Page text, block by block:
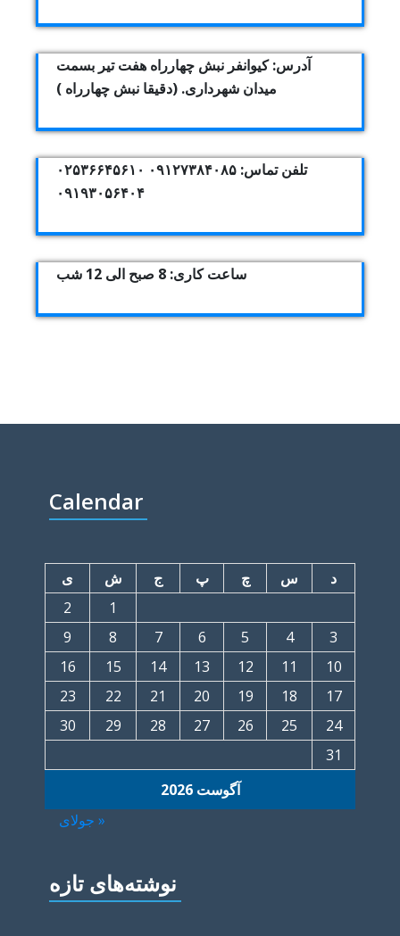
آدرس: کیوانفر نبش چهارراه هفت تیر بسمت
میدان شهرداری. (دقیقا نبش چهارراه )
تلفن تماس: ۰۹۱۲۷۳۸۴۰۸۵ ۰۲۵۳۶۶۴۵۶۱۰
۰۹۱۹۳۰۵۶۴۰۴
ساعت کاری: 8 صبح الی 12 شب
Calendar
آگوست 2026
د س چ پ ج ش
ی
1
2
3
4
5
6
7
8
9
10
11
12
13
14
15
16
17
18
19
20
21
22
23
24
25
26
27
28
29
30
31
« جولای
نوشته‌های تازه